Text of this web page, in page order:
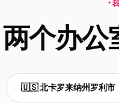
两个办公
🇺🇸 北卡罗来纳州罗利市